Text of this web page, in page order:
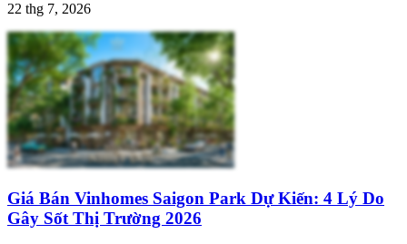
22 thg 7, 2026
Giá Bán Vinhomes Saigon Park Dự Kiến: 4 Lý Do
Gây Sốt Thị Trường 2026